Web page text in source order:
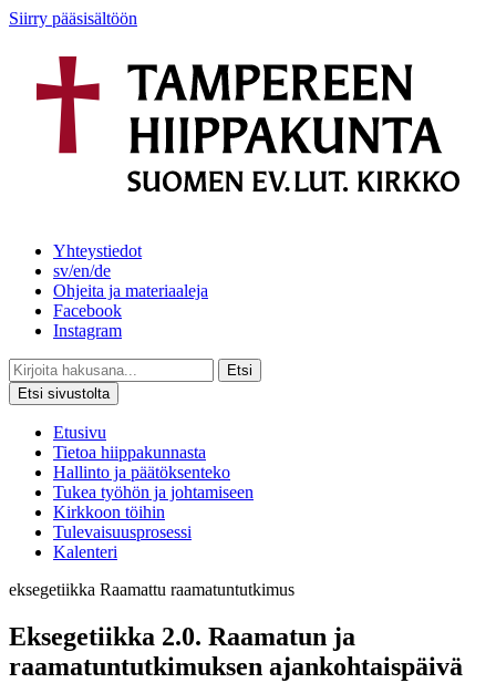
Siirry pääsisältöön
Yhteystiedot
sv/en/de
Ohjeita ja materiaaleja
Facebook
Instagram
Etsi
Etsi sivustolta
Etusivu
Tietoa hiippakunnasta
Hallinto ja päätöksenteko
Tukea työhön ja johtamiseen
Kirkkoon töihin
Tulevaisuusprosessi
Kalenteri
eksegetiikka Raamattu raamatuntutkimus
Eksegetiikka 2.0. Raamatun ja
raamatuntutkimuksen ajankohtaispäivä